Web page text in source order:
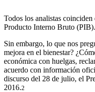
Todos los analistas
Producto Interno Bruto (PIB).
Sin embargo, lo que nos
mejora en el bienestar?
económica con huelgas,
acuerdo con información
discurso del 28 de julio, el
2016.2